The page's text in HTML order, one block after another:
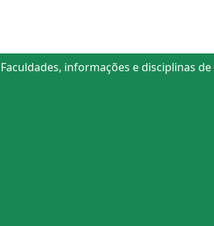
Faculdades, informações e disciplinas de